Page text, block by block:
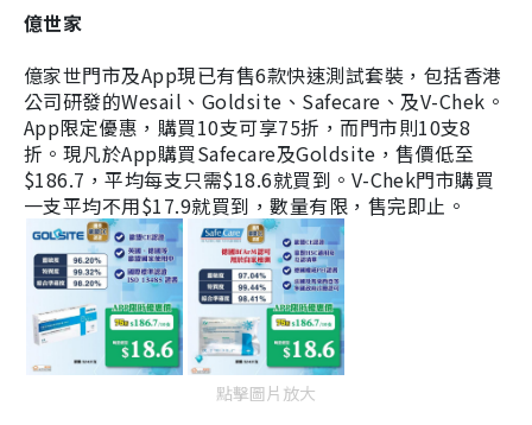
億世家
億家世門市及App現已有售6款快速測試套裝，包括香港
公司研發的Wesail、Goldsite、Safecare、及V-Chek。
App限定優惠，購買10支可享75折，而門市則10支8
折。現凡於App購買Safecare及Goldsite，售價低至
$186.7，平均每支只需$18.6就買到。V-Chek門市購買
一支平均不用$17.9就買到，數量有限，售完即止。
點擊圖片放大